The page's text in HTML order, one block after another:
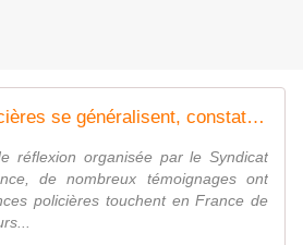
Les violences policières se généralisent, constatent les avocats de France
réflexion organisée par le Syndicat
de nombreux témoignages ont
policières touchent en France de